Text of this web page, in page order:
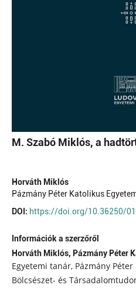
M. Szabó Miklós, a
Horváth Miklós
Pázmány Péter Katolikus
DOI: https://doi.org/10.36250/
Információk a szerzőről
Horváth Miklós, Pázmány Péter
Egyetemi tanár, Pázmány
Bölcsészet- és